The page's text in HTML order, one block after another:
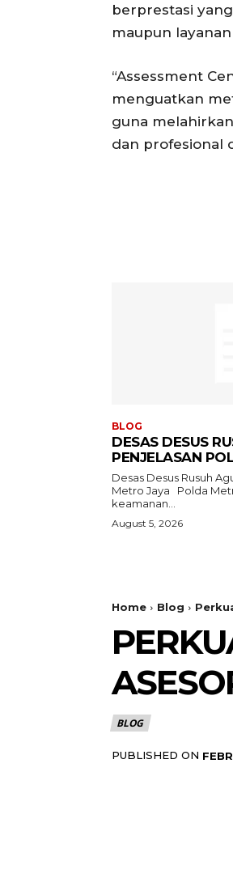
berprestasi
maupun
“Assessment
menguatkan
guna
dan profesional
BLOG
DESAS DESUS
PENJELASAN
Desas Desus Rusuh
Metro Jaya Polda Metro Jaya menegaskan situasi
keamanan...
August 5, 2026